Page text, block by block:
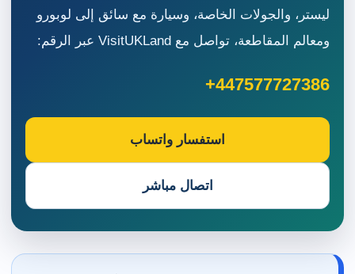
ليستر، والجولات الخاصة، وسيارة مع سائق إلى لوبورو
ومعالم المقاطعة، تواصل مع VisitUKLand عبر الرقم:
+447577727386
استفسار واتساب
اتصال مباشر